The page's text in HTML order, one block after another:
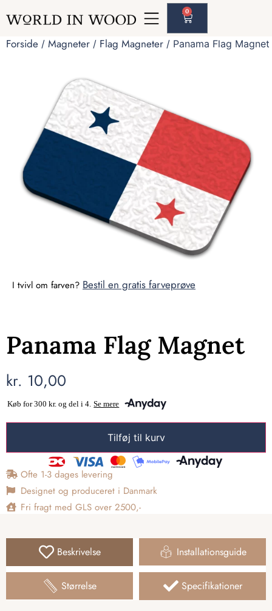
0
Forside / Magneter / Flag Magneter / Panama Flag Magnet
I tvivl om farven? Bestil en gratis farveprøve
Panama Flag Magnet
kr. 10,00
Tilføj til kurv
Ofte 1-3 dages levering
Designet og produceret i Danmark
Fri fragt med GLS over 2500,-
Beskrivelse
Størrelse
Installationsguide
Specifikationer